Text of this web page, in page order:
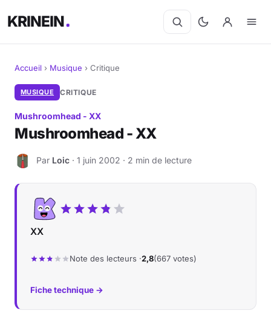
KRINEIN
Cinéma
Séries
Livres
Jeux vidéo
Musique
Accueil › Musique › Critique
MUSIQUE CRITIQUE
Mushroomhead - XX
Mushroomhead - XX
L Par Loic · 1 juin 2002 · 2 min de lecture
XX
Note des lecteurs ·2,8(667 votes)
Fiche technique →